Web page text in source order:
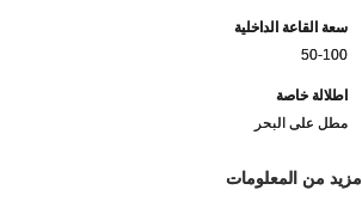
سعة القاعة الداخلية
50-100
اطلالة خاصة
مطل على البحر
مزيد من المعلومات